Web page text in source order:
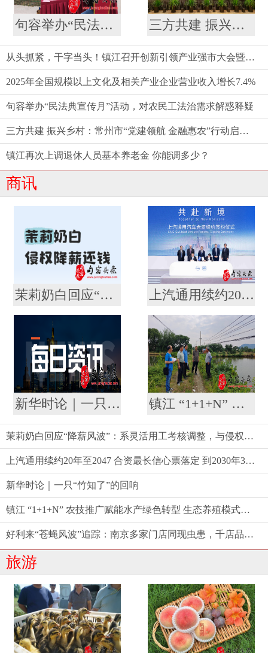
句容举办“民法典宣传月”活动，对农民工法治需求解惑释疑 三方共建 振兴乡村：常州市“党建领航 金融惠农”行动启动仪式举行
从头抓紧，干字当头！镇江召开创新引领产业强市大会暨要素市场化配置综合改革推进会
2025年全国规模以上文化及相关产业企业营业收入增长7.4%
句容举办“民法典宣传月”活动，对农民工法治需求解惑释疑
三方共建 振兴乡村：常州市“党建领航 金融惠农”行动启动仪式举行
镇江再次上调退休人员基本养老金 你能调多少？
商讯
茉莉奶白回应“降薪风波”：系灵活用工考核调整，与侵权案无关 上汽通用续约20年至2047 合资最长信心票落定 到2030年30款新能源奔涌而来
新华时论｜一只“竹知了”的回响 镇江 “1+1+N” 农技推广赋能水产绿色转型 生态养殖模式助农提质增效
茉莉奶白回应“降薪风波”：系灵活用工考核调整，与侵权案无关
上汽通用续约20年至2047 合资最长信心票落定 到2030年30款新能源奔涌而来
新华时论｜一只“竹知了”的回响
镇江 “1+1+N” 农技推广赋能水产绿色转型 生态养殖模式助农提质增效
好利来“苍蝇风波”追踪：南京多家门店同现虫患，千店品牌品控标准遭质疑
旅游